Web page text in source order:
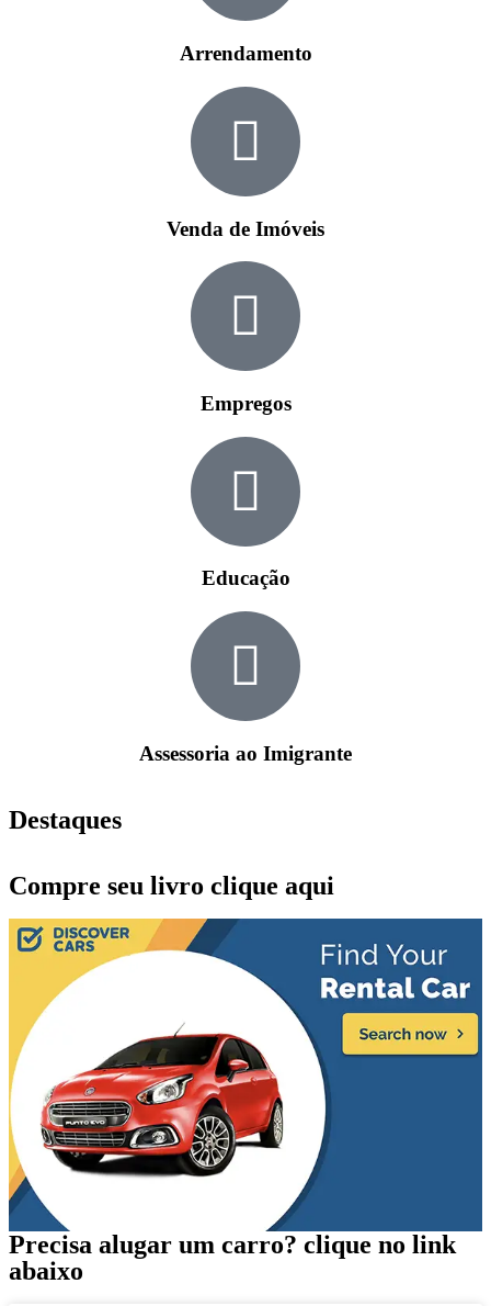
Arrendamento
Venda de Imóveis
Empregos
Educação
Assessoria ao Imigrante
Destaques
Compre seu livro clique aqui
Precisa alugar um carro? clique no link
abaixo